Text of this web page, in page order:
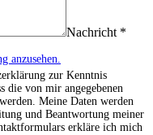
Nachricht *
anzusehen.
zur Kenntnis
die von mir angegebenen
Meine Daten werden
und Beantwortung meiner
erkläre ich mich